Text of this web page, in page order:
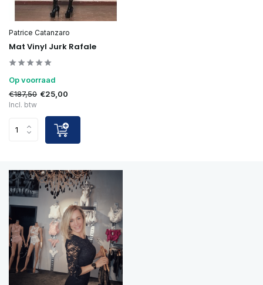
Patrice Catanzaro
Mat Vinyl Jurk Rafale
Op voorraad
€187,50 €25,00
Incl. btw